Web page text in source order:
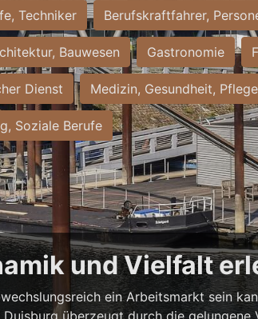
Techniker Berufskraftfahrer,
Bauwesen Gastronomie
Dienst Medizin, Gesundheit, Pflege
Soziale Berufe
und Vielfalt
ein Arbeitsmarkt sein